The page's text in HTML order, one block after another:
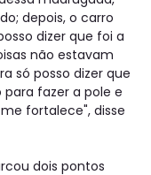
depois, o carro
dizer que foi a
não estavam
só posso dizer que
fazer a pole e
fortalece", disse
dois pontos